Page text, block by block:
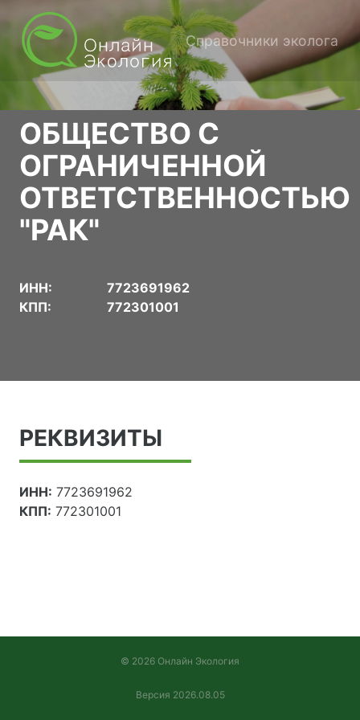
Справочники эколога
ОБЩЕСТВО С
ОГРАНИЧЕННОЙ
ОТВЕТСТВЕННОСТЬЮ
"РАК"
ИНН:
7723691962
КПП:
772301001
РЕКВИЗИТЫ
ИНН: 7723691962
КПП: 772301001
© 2026 Онлайн Экология
Версия 2026.08.05